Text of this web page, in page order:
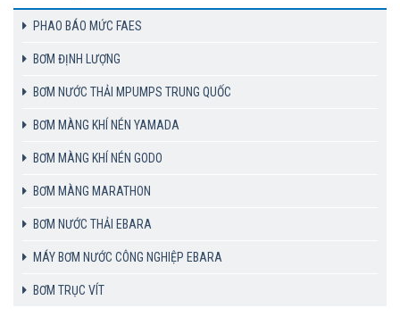
PHAO BÁO MỨC FAES
BƠM ĐỊNH LƯỢNG
BƠM NƯỚC THẢI MPUMPS TRUNG QUỐC
BƠM MÀNG KHÍ NÉN YAMADA
BƠM MÀNG KHÍ NÉN GODO
BƠM MÀNG MARATHON
BƠM NƯỚC THẢI EBARA
MÁY BƠM NƯỚC CÔNG NGHIỆP EBARA
BƠM TRỤC VÍT